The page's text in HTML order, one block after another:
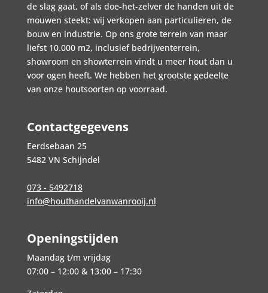
de slag gaat, of als doe-het-zelver de handen uit de
mouwen steekt: wij verkopen aan particulieren, de
bouw en industrie. Op ons grote terrein van maar
liefst 10.000 m2, inclusief bedrijventerrein,
showroom en showterrein vindt u meer hout dan u
voor ogen heeft. We hebben het grootste gedeelte
van onze houtsoorten op voorraad.
Contactgegevens
Eerdsebaan 25
5482 VN Schijndel
073 - 5492718
info@houthandelvanwanrooij.nl
Openingstijden
Maandag t/m vrijdag
07:00 – 12:00 & 13:00 – 17:30